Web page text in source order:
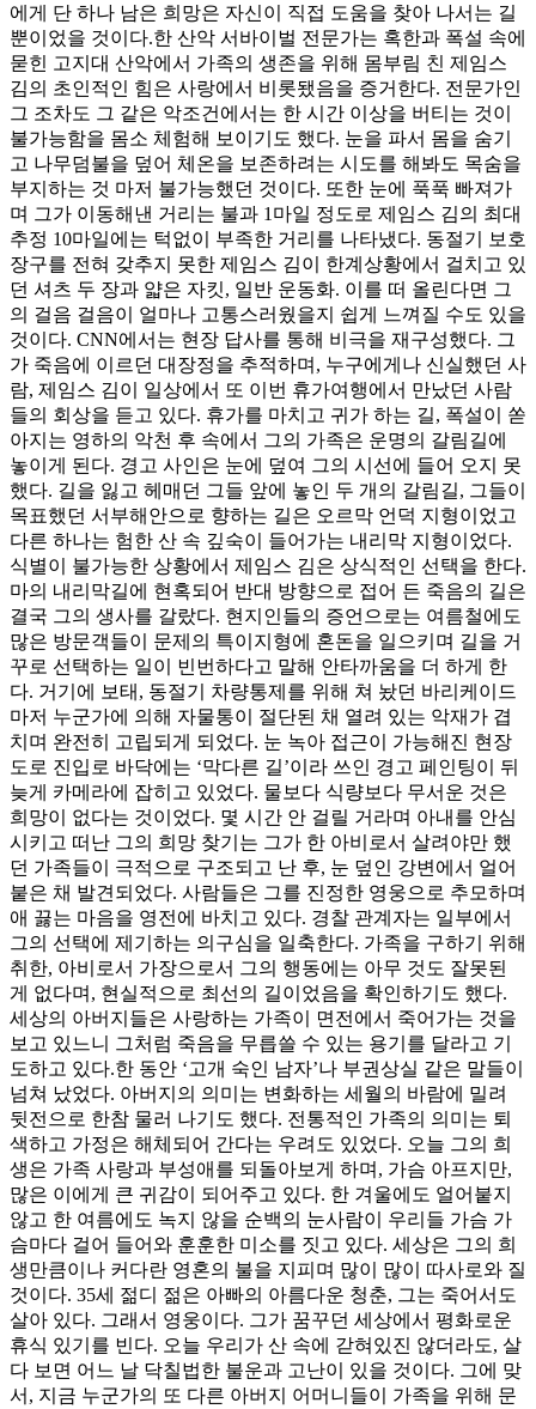
에게 단 하나 남은 희망은 자신이 직접 도움을 찾아 나서는 길
뿐이었을 것이다.한 산악 서바이벌 전문가는 혹한과 폭설 속에
묻힌 고지대 산악에서 가족의 생존을 위해 몸부림 친 제임스
김의 초인적인 힘은 사랑에서 비롯됐음을 증거한다. 전문가인
그 조차도 그 같은 악조건에서는 한 시간 이상을 버티는 것이
불가능함을 몸소 체험해 보이기도 했다. 눈을 파서 몸을 숨기
고 나무덤불을 덮어 체온을 보존하려는 시도를 해봐도 목숨을
부지하는 것 마저 불가능했던 것이다. 또한 눈에 푹푹 빠져가
며 그가 이동해낸 거리는 불과 1마일 정도로 제임스 김의 최대
추정 10마일에는 턱없이 부족한 거리를 나타냈다. 동절기 보호
장구를 전혀 갖추지 못한 제임스 김이 한계상황에서 걸치고 있
던 셔츠 두 장과 얇은 자킷, 일반 운동화. 이를 떠 올린다면 그
의 걸음 걸음이 얼마나 고통스러웠을지 쉽게 느껴질 수도 있을
것이다. CNN에서는 현장 답사를 통해 비극을 재구성했다. 그
가 죽음에 이르던 대장정을 추적하며, 누구에게나 신실했던 사
람, 제임스 김이 일상에서 또 이번 휴가여행에서 만났던 사람
들의 회상을 듣고 있다. 휴가를 마치고 귀가 하는 길, 폭설이 쏟
아지는 영하의 악천 후 속에서 그의 가족은 운명의 갈림길에
놓이게 된다. 경고 사인은 눈에 덮여 그의 시선에 들어 오지 못
했다. 길을 잃고 헤매던 그들 앞에 놓인 두 개의 갈림길, 그들이
목표했던 서부해안으로 향하는 길은 오르막 언덕 지형이었고
다른 하나는 험한 산 속 깊숙이 들어가는 내리막 지형이었다.
식별이 불가능한 상황에서 제임스 김은 상식적인 선택을 한다.
마의 내리막길에 현혹되어 반대 방향으로 접어 든 죽음의 길은
결국 그의 생사를 갈랐다. 현지인들의 증언으로는 여름철에도
많은 방문객들이 문제의 특이지형에 혼돈을 일으키며 길을 거
꾸로 선택하는 일이 빈번하다고 말해 안타까움을 더 하게 한
다. 거기에 보태, 동절기 차량통제를 위해 쳐 놨던 바리케이드
마저 누군가에 의해 자물통이 절단된 채 열려 있는 악재가 겹
치며 완전히 고립되게 되었다. 눈 녹아 접근이 가능해진 현장
도로 진입로 바닥에는 ‘막다른 길’이라 쓰인 경고 페인팅이 뒤
늦게 카메라에 잡히고 있었다. 물보다 식량보다 무서운 것은
희망이 없다는 것이었다. 몇 시간 안 걸릴 거라며 아내를 안심
시키고 떠난 그의 희망 찾기는 그가 한 아비로서 살려야만 했
던 가족들이 극적으로 구조되고 난 후, 눈 덮인 강변에서 얼어
붙은 채 발견되었다. 사람들은 그를 진정한 영웅으로 추모하며
애 끓는 마음을 영전에 바치고 있다. 경찰 관계자는 일부에서
그의 선택에 제기하는 의구심을 일축한다. 가족을 구하기 위해
취한, 아비로서 가장으로서 그의 행동에는 아무 것도 잘못된
게 없다며, 현실적으로 최선의 길이었음을 확인하기도 했다.
세상의 아버지들은 사랑하는 가족이 면전에서 죽어가는 것을
보고 있느니 그처럼 죽음을 무릅쓸 수 있는 용기를 달라고 기
도하고 있다.한 동안 ‘고개 숙인 남자’나 부권상실 같은 말들이
넘쳐 났었다. 아버지의 의미는 변화하는 세월의 바람에 밀려
뒷전으로 한참 물러 나기도 했다. 전통적인 가족의 의미는 퇴
색하고 가정은 해체되어 간다는 우려도 있었다. 오늘 그의 희
생은 가족 사랑과 부성애를 되돌아보게 하며, 가슴 아프지만,
많은 이에게 큰 귀감이 되어주고 있다. 한 겨울에도 얼어붙지
않고 한 여름에도 녹지 않을 순백의 눈사람이 우리들 가슴 가
슴마다 걸어 들어와 훈훈한 미소를 짓고 있다. 세상은 그의 희
생만큼이나 커다란 영혼의 불을 지피며 많이 많이 따사로와 질
것이다. 35세 젊디 젊은 아빠의 아름다운 청춘, 그는 죽어서도
살아 있다. 그래서 영웅이다. 그가 꿈꾸던 세상에서 평화로운
휴식 있기를 빈다. 오늘 우리가 산 속에 갇혀있진 않더라도, 살
다 보면 어느 날 닥칠법한 불운과 고난이 있을 것이다. 그에 맞
서, 지금 누군가의 또 다른 아버지 어머니들이 가족을 위해 문